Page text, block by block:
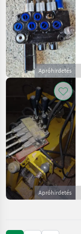
Apróhirdetés
Apróhirdetés